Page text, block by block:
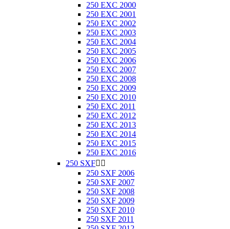
250 EXC 2000
250 EXC 2001
250 EXC 2002
250 EXC 2003
250 EXC 2004
250 EXC 2005
250 EXC 2006
250 EXC 2007
250 EXC 2008
250 EXC 2009
250 EXC 2010
250 EXC 2011
250 EXC 2012
250 EXC 2013
250 EXC 2014
250 EXC 2015
250 EXC 2016
250 SXF 
250 SXF 2006
250 SXF 2007
250 SXF 2008
250 SXF 2009
250 SXF 2010
250 SXF 2011